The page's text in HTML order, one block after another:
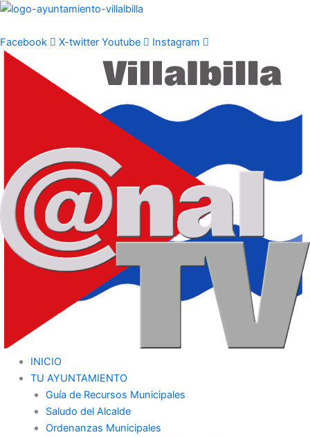
Ir
contenido
Facebook X-twitter Youtube Instagram
INICIO
TU AYUNTAMIENTO
Guía de Recursos Municipales
Saludo del Alcalde
Ordenanzas Municipales